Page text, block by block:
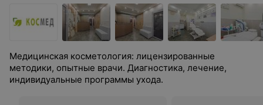
Медицинская косметология: лицензированные
методики, опытные врачи. Диагностика, лечение,
индивидуальные программы ухода.